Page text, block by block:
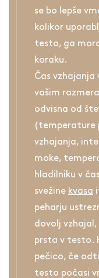
se bo lepše
kolikor
testo, ga
koraku.
Čas
vašim
odvisna od
(temperature
vzhajanja,
moke,
hladilniku v
svežine kvasa
peharju
dovolj
prsta v testo.
pečico, če
testo počasi